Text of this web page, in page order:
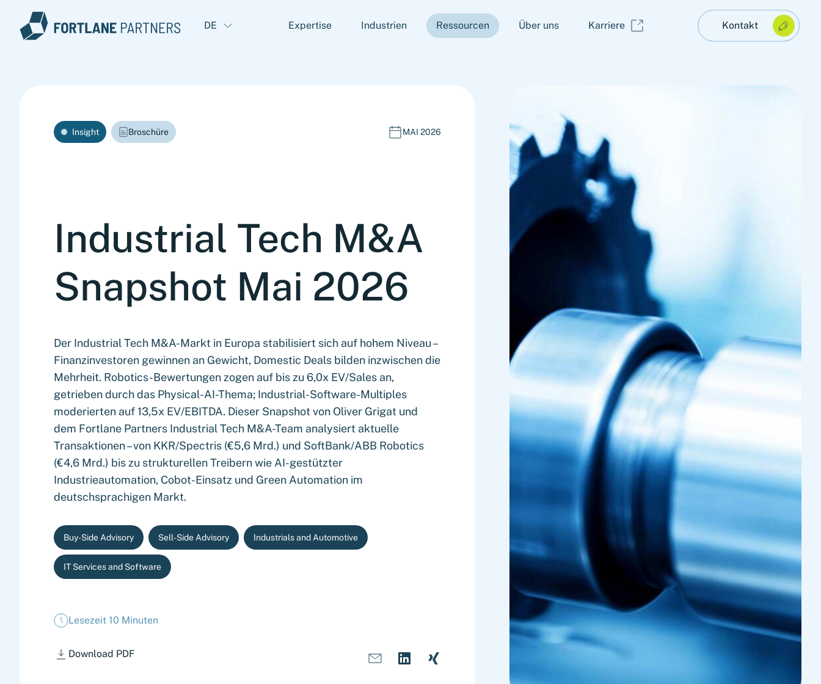
DE Expertise Industrien Ressourcen Über uns Karriere Kontakt
Insight Broschüre MAI 2026
Industrial Tech M&A
Snapshot Mai 2026
Der Industrial Tech M&A-Markt in Europa stabilisiert sich auf hohem Niveau –
Finanzinvestoren gewinnen an Gewicht, Domestic Deals bilden inzwischen die
Mehrheit. Robotics-Bewertungen zogen auf bis zu 6,0x EV/Sales an,
getrieben durch das Physical-AI-Thema; Industrial-Software-Multiples
moderierten auf 13,5x EV/EBITDA. Dieser Snapshot von Oliver Grigat und
dem Fortlane Partners Industrial Tech M&A-Team analysiert aktuelle
Transaktionen – von KKR/Spectris (€5,6 Mrd.) und SoftBank/ABB Robotics
(€4,6 Mrd.) bis zu strukturellen Treibern wie AI-gestützter
Industrieautomation, Cobot-Einsatz und Green Automation im
deutschsprachigen Markt.
Buy-Side Advisory Sell-Side Advisory Industrials and Automotive
IT Services and Software
Lesezeit 10 Minuten
Download PDF